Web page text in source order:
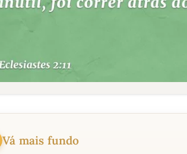
Vá mais fundo